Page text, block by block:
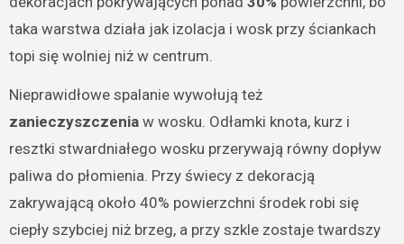
taka warstwa działa jak izolacja i wosk przy ściankach
topi się wolniej niż w centrum.
Nieprawidłowe spalanie wywołują też
zanieczyszczeniaw wosku. Odłamki knota, kurz i
resztki stwardniałego wosku przerywają równy dopływ
paliwa do płomienia. Przy świecy z dekoracją
zakrywającą około 40% powierzchni środek robi się
ciepły szybciej niż brzeg, a przy szkle zostaje twardszy